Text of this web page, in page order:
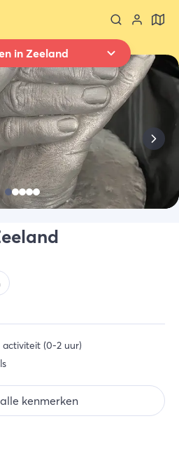
in Zeeland
datum
activiteit (0-2 uur)
kenmerken